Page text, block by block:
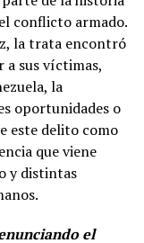
conflicto armado.
la trata encontró
a sus víctimas,
la
oportunidades o
este delito como
que viene
y distintas
el